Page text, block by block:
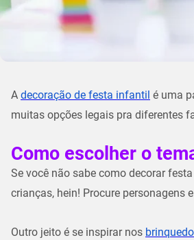
A decoração de festa infantil é uma
muitas opções legais pra diferentes
Como escolher o
Se você não sabe como decorar
crianças, hein! Procure personagens
Outro jeito é se inspirar nos